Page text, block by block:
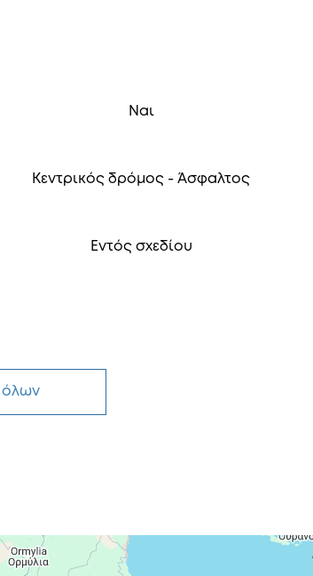
Ναι
Κεντρικός δρόμος - Άσφαλτος
Εντός σχεδίου
όλων